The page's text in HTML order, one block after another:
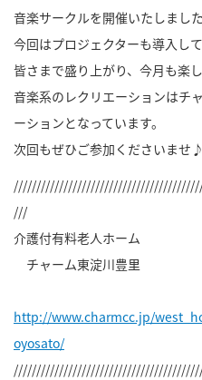
音楽サークルを開催いたしました
今回はプロジェクターも導入し
皆さまで盛り上がり、今月も楽
音楽系のレクリエーションはチ
ーションとなっています。
次回もぜひご参加くださいませ♪
///
介護付有料老人ホーム
チャーム東淀川豊里
http://www.charmcc.jp/
oyosato/